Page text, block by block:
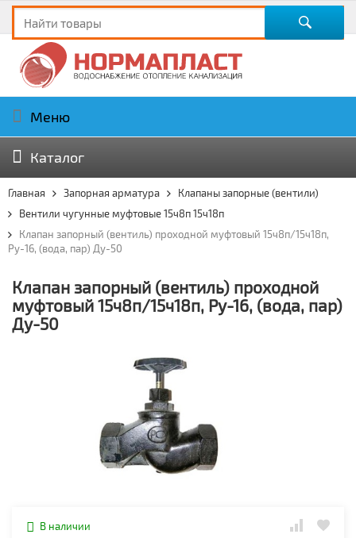
Меню
Каталог
Главная Запорная арматура
Клапаны запорные (вентили)
Вентили чугунные муфтовые 15ч8п 15ч18п
Клапан запорный (вентиль) проходной муфтовый 15ч8п/15ч18п,
Ру-16, (вода, пар) Ду-50
Клапан запорный (вентиль) проходной
муфтовый 15ч8п/15ч18п, Ру-16, (вода, пар)
Ду-50
В наличии